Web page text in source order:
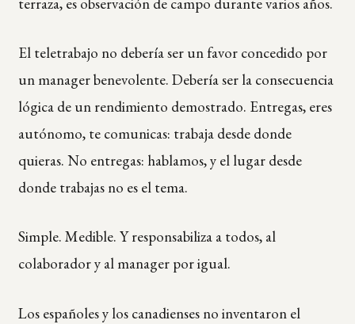
El teletrabajo no debería ser un favor concedido por
un manager benevolente. Debería ser la consecuencia
lógica de un rendimiento demostrado. Entregas, eres
autónomo, te comunicas: trabaja desde donde
quieras. No entregas: hablamos, y el lugar desde
donde trabajas no es el tema.
Simple. Medible. Y responsabiliza a todos, al
colaborador y al manager por igual.
Los españoles y los canadienses no inventaron el